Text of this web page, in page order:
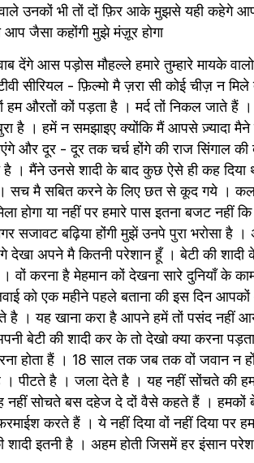
उनकों भी तों दों फ़िर आके मुझसे यही कहेगे
आप जैसा कहोंगी मुझे मंज़ूर होगा
देंगे आस पड़ोस मौहल्ले हमारे तुम्हारे मायके
सीरियल - फ़िल्मो मै ज़रा सी कोई चीज़ न मिले
हम औरतों कों पड़ता है । मर्द तों निकल जाते हैं
है । हमें न समझाइए क्योंकि मैं आपसे ज़्यादा मैने
और दूर - दूर तक चर्च होंगे की राज सिंगाल की
है । मैंने उनसे शादी के बाद कुछ ऐसे ही कह
सच मै सबित करने के लिए छत से कूद गये । कल
होगा या नहीं पर हमारे पास इतना बजट नहीं
सजावट बढ़िया होंगी मुझें उनपे पुरा भरोसा है ।
देखा अपने मै कितनी परेशान हूँ । बेटी की शादी
करना है मेहमान कों देखना सारे दुनियाँ के
को एक महीने पहले बताना की इस दिन
। यह खाना करा है आपने हमें तों पसंद नहीं
की शादी कर के तो देखो क्या करना
होता हैं । 18 साल तक जब तक वों जवान न
पीटते है । जला देते है । यह नहीं सोंचते की
नहीं सोचते बस दहेज दे दों वैसे कहते हैं । हमकों
करते हैं । ये नहीं दिया वों नहीं दिया पर
शादी इतनी है । अहम होती जिसमें हर इंसान